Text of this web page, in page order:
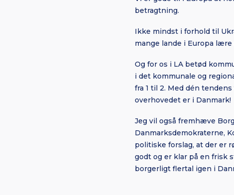
betragtning.
Ikke mindst i forhold til
mange lande i Europa lære
Og for os i LA betød
i det kommunale og
fra 1 til 2. Med dén
overhovedet er i Danmark!
Jeg vil også fremhæve
Danmarksdemokraterne,
politiske forslag, at der er
godt og er klar på en frisk
borgerligt flertal igen i